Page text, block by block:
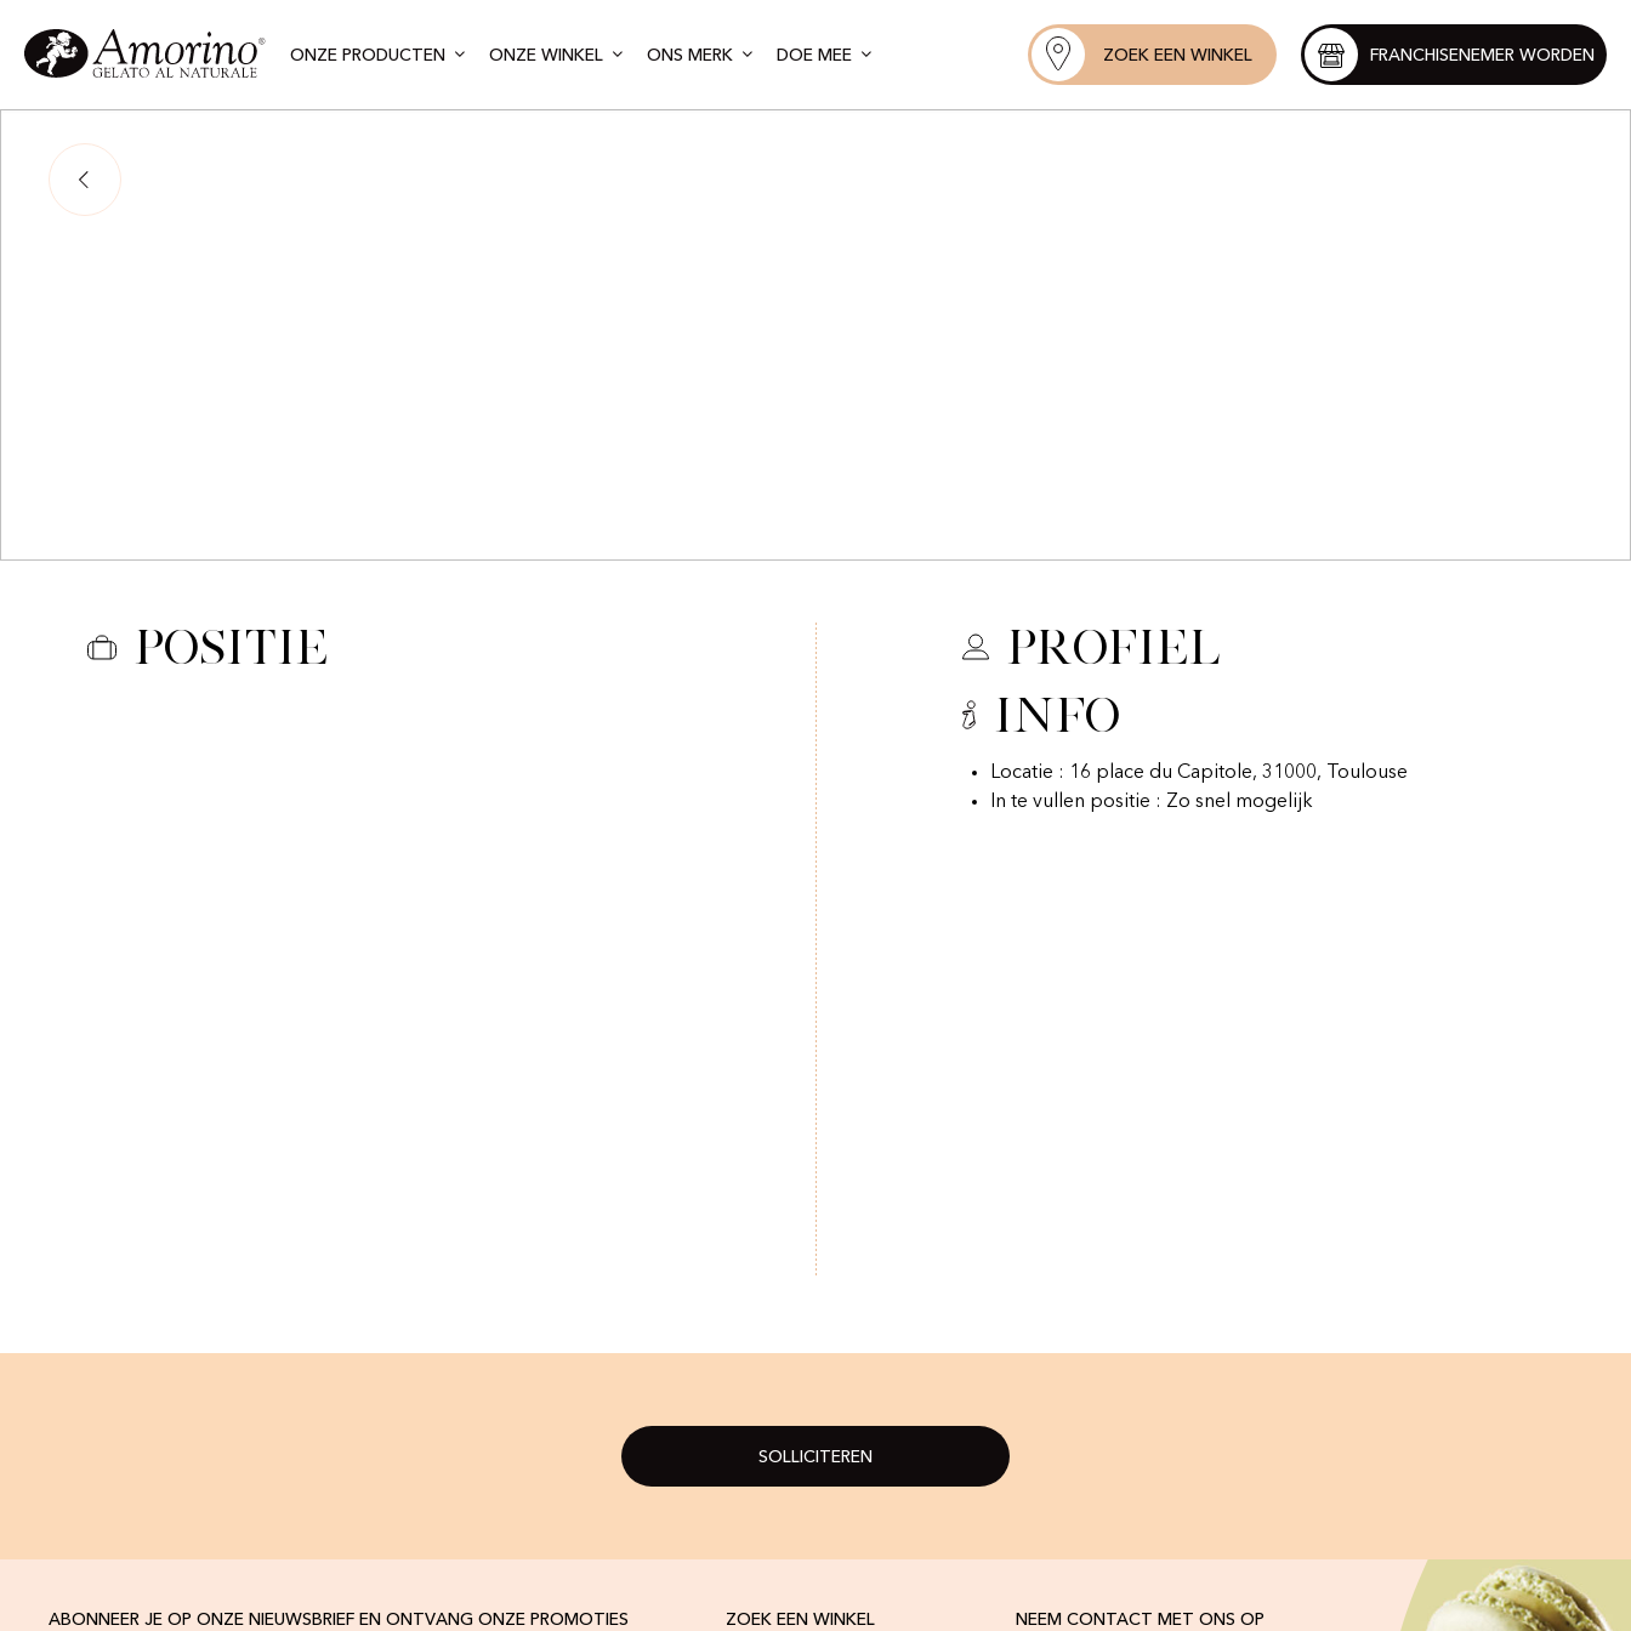
ONZE PRODUCTEN ONZE WINKEL ONS MERK DOE MEE ZOEK EEN WINKEL FRANCHISENEMER WORDEN
Positie
Profiel
Info
Locatie : 16 place du Capitole, 31000, Toulouse
In te vullen positie : Zo snel mogelijk
SOLLICITEREN
ABONNEER JE OP ONZE NIEUWSBRIEF EN ONTVANG ONZE PROMOTIES ZOEK EEN WINKEL NEEM CONTACT MET ONS OP